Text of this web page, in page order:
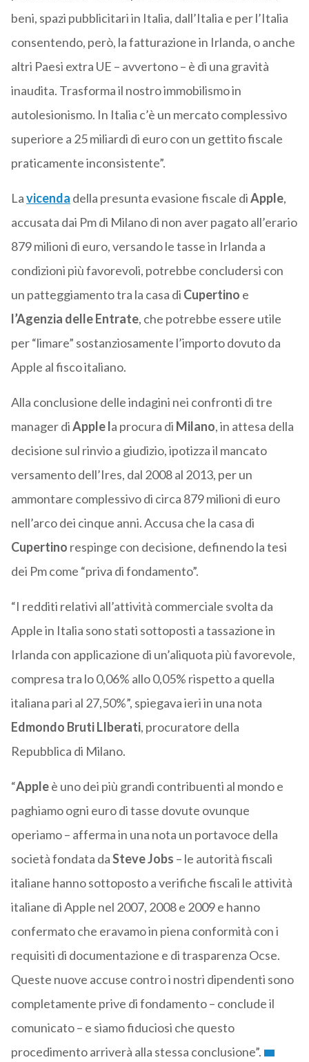
beni, spazi pubblicitari in Italia, dall’Italia e per l’Italia
consentendo, però, la fatturazione in Irlanda, o anche
altri Paesi extra UE – avvertono – è di una gravità
inaudita. Trasforma il nostro immobilismo in
autolesionismo. In Italia c’è un mercato complessivo
superiore a 25 miliardi di euro con un gettito fiscale
praticamente inconsistente”.
Lavicenda della presunta evasione fiscale diApple,
accusata dai Pm di Milano di non aver pagato all’erario
879 milioni di euro, versando le tasse in Irlanda a
condizioni più favorevoli, potrebbe concludersi con
un patteggiamento tra la casa di Cupertino e
l’Agenzia delle Entrate, che potrebbe essere utile
per “limare” sostanziosamente l’importo dovuto da
Apple al fisco italiano.
Alla conclusione delle indagini nei confronti di tre
manager diApplela procura di Milano, in attesa della
decisione sul rinvio a giudizio, ipotizza il mancato
versamento dell’Ires, dal 2008 al 2013, per un
ammontare complessivo di circa 879 milioni di euro
nell’arco dei cinque anni. Accusa che la casa di
Cupertino respinge con decisione, definendo la tesi
dei Pm come “priva di fondamento”.
“I redditi relativi all’attività commerciale svolta da
Apple in Italia sono stati sottoposti a tassazione in
Irlanda con applicazione di un’aliquota più favorevole,
compresa tra lo 0,06% allo 0,05% rispetto a quella
italiana pari al 27,50%”, spiegava ieri in una nota
Edmondo Bruti LIberati, procuratore della
Repubblica di Milano.
“Appleè uno dei più grandi contribuenti al mondo e
paghiamo ogni euro di tasse dovute ovunque
operiamo – afferma in una nota un portavoce della
società fondata daSteve Jobs – le autorità fiscali
italiane hanno sottoposto a verifiche fiscali le attività
italiane di Apple nel 2007, 2008 e 2009 e hanno
confermato che eravamo in piena conformità con i
requisiti di documentazione e di trasparenza Ocse.
Queste nuove accuse contro i nostri dipendenti sono
completamente prive di fondamento – conclude il
comunicato – e siamo fiduciosi che questo
procedimento arriverà alla stessa conclusione”.